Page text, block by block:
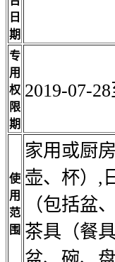
日
期
专
用
权
限
期
2019-07-
使
用
范
围
家用或厨
壶、杯）,
（包括盆
茶具（餐